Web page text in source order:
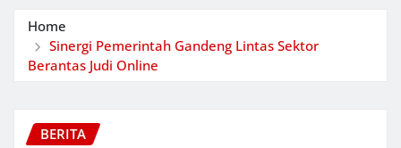
Home
Sinergi Pemerintah Gandeng Lintas Sektor
Berantas Judi Online
BERITA